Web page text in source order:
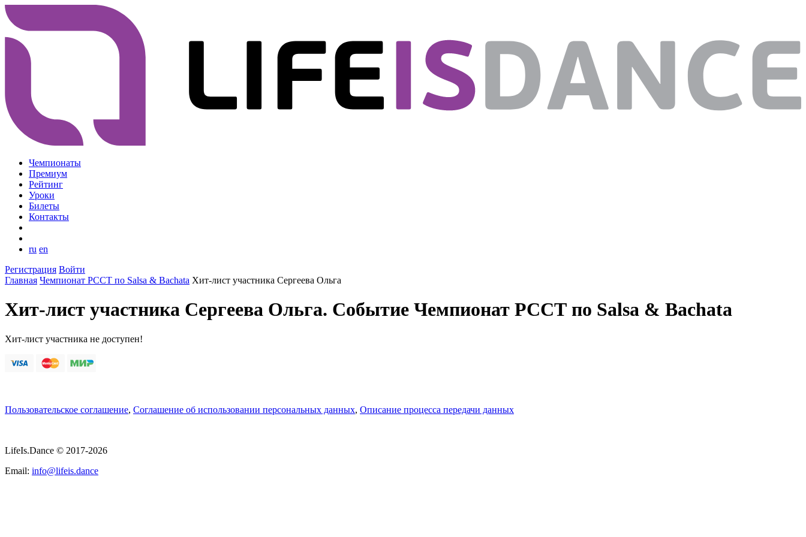
Чемпионаты
Премиум
Рейтинг
Уроки
Билеты
Контакты
ru en
Регистрация Войти
Главная Чемпионат РССТ по Salsa & Bachata Хит-лист участника Сергеева Ольга
Хит-лист участника Сергеева Ольга. Событие Чемпионат РССТ по Salsa & Bachata
Хит-лист участника не доступен!
Пользовательское соглашение, Соглашение об использовании персональных данных, Описание процесса передачи данных
LifeIs.Dance © 2017-2026
Email: info@lifeis.dance